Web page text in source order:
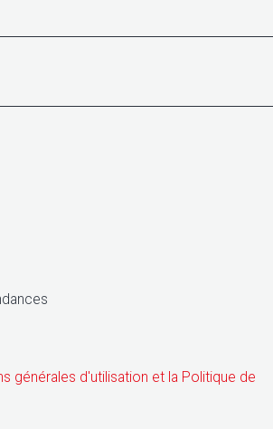
générales d'utilisation et la Politique de